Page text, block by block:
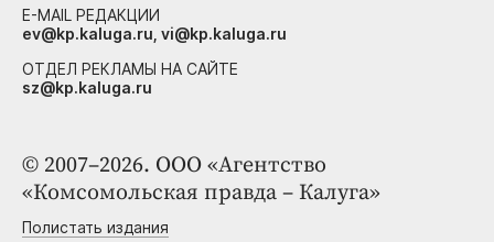
© 2007–2026. ООО «Агентство
«Комсомольская правда – Калуга»
Полистать издания
E-MAIL РЕДАКЦИИ
ev@kp.kaluga.ru, vi@kp.kaluga.ru
ОТДЕЛ РЕКЛАМЫ НА САЙТЕ
sz@kp.kaluga.ru